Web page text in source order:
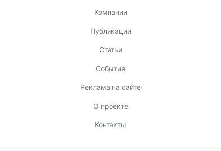
Компании
Публикации
Статьи
События
Реклама на сайте
О проекте
Контакты